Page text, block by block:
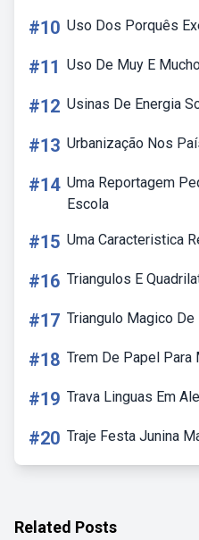
#10 Uso Dos Porquês
#11 Uso De Muy E
#12 Usinas De Energia
#13 Urbanização Nos
#14 Uma Reportagem
Escola
#15 Uma Caracteristica
#16 Triangulos E
#17 Triangulo Magico De
#18 Trem De Papel Para
#19 Trava Linguas Em
#20 Traje Festa Junina
Related Posts